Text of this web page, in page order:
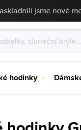
jsme nové
hodinky